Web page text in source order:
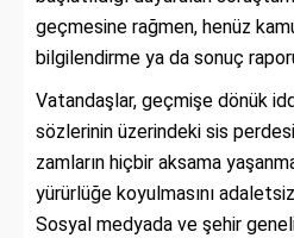
geçmesine rağmen, henüz
bilgilendirme ya da sonuç
Vatandaşlar, geçmişe dönük
sözlerinin üzerindeki sis
zamların hiçbir aksama
yürürlüğe koyulmasını
Sosyal medyada ve şehir